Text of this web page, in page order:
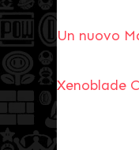
Un nuovo
Xenoblade